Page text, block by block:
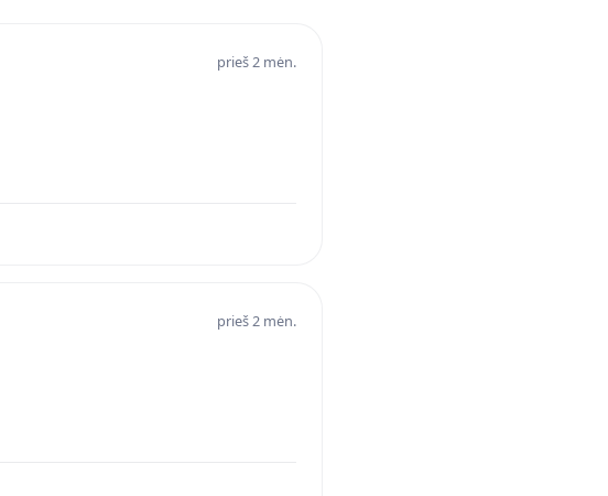
prieš 2 mėn.
prieš 2 mėn.